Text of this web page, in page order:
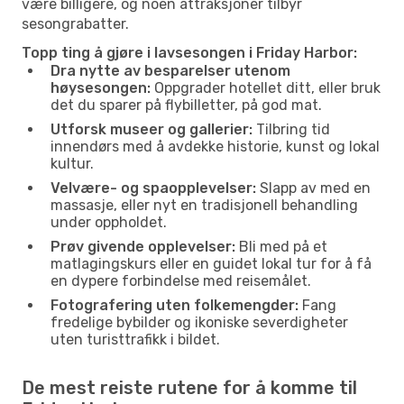
være billigere, og noen attraksjoner tilbyr
sesongrabatter.
Topp ting å gjøre i lavsesongen i Friday Harbor:
Dra nytte av besparelser utenom
høysesongen: Oppgrader hotellet ditt, eller bruk
det du sparer på flybilletter, på god mat.
Utforsk museer og gallerier: Tilbring tid
innendørs med å avdekke historie, kunst og lokal
kultur.
Velvære- og spaopplevelser: Slapp av med en
massasje, eller nyt en tradisjonell behandling
under oppholdet.
Prøv givende opplevelser: Bli med på et
matlagingskurs eller en guidet lokal tur for å få
en dypere forbindelse med reisemålet.
Fotografering uten folkemengder: Fang
fredelige bybilder og ikoniske severdigheter
uten turisttrafikk i bildet.
De mest reiste rutene for å komme til